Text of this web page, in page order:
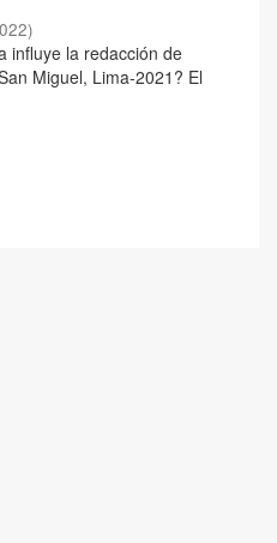
)
influye la redacción de
Miguel, Lima-2021? El